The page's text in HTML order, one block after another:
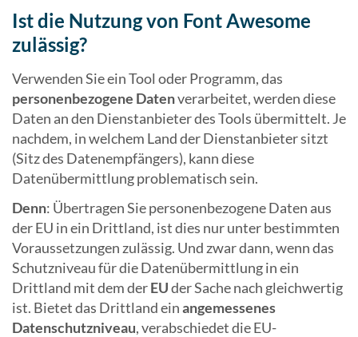
Ist die Nutzung von Font Awesome
zulässig?
Verwenden Sie ein Tool oder Programm, das
personenbezogene Datenverarbeitet, werden diese
Daten an den Dienstanbieter des Tools übermittelt. Je
nachdem, in welchem Land der Dienstanbieter sitzt
(Sitz des Datenempfängers), kann diese
Datenübermittlung problematisch sein.
Denn: Übertragen Sie personenbezogene Daten aus
der EU in ein Drittland, ist dies nur unter bestimmten
Voraussetzungen zulässig. Und zwar dann, wenn das
Schutzniveau für die Datenübermittlung in ein
Drittland mit dem derEUder Sache nach gleichwertig
ist. Bietet das Drittland einangemessenes
Datenschutzniveau, verabschiedet die EU-